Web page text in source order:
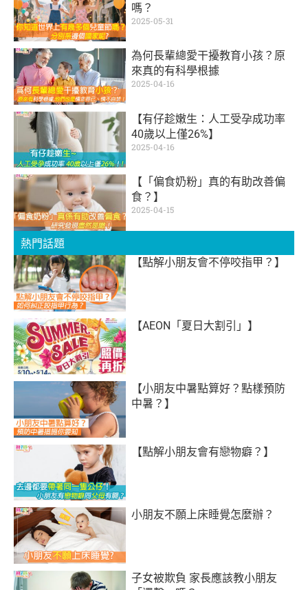
嗎？
2025-05-31
為何長輩總愛干擾教育小孩？原
來真的有科學根據
2025-04-16
【有仔趁嫩生：人工受孕成功率
40歲以上僅26%】
2025-04-16
【「偏食奶粉」真的有助改善偏
食？】
2025-04-15
熱門話題
【點解小朋友會不停咬指甲？】
【AEON「夏日大割引」】
【小朋友中暑點算好？點樣預防
中暑？】
【點解小朋友會有戀物癖？】
小朋友不願上床睡覺怎麼辦？
子女被欺負 家長應該教小朋友